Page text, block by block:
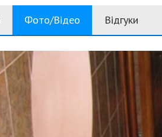
Фото/Відео Відгуки